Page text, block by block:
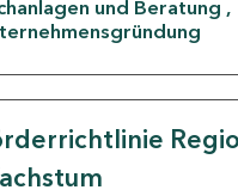
und Beratung